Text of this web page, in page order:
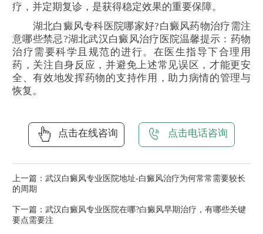
疗，并定期复诊，是获得稳定效果的重要保障。
湖北白癜风专科医院哪家好?白癜风药物治疗需注
意哪些禁忌?湖北武汉白癜风治疗医院温馨提示：药物
治疗需要科学且规范的进行。在医生指导下合理用
药，关注自身反应，并避免上述常见误区，才能更安
全、有效地发挥药物的支持作用，助力病情的管理与
恢复。
点击在线咨询 点击电话咨询
上一篇： 武汉白癜风专业医院地址-白癜风治疗为何常常需要较长
的周期
下一篇： 武汉白癜风专业医院在哪?白癜风早期治疗，有哪些关键
要点需要注